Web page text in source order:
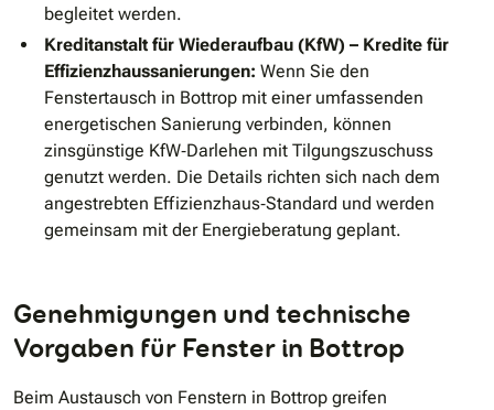
begleitet werden.
Kreditanstalt für Wiederaufbau (KfW) – Kredite für
Effizienzhaussanierungen: Wenn Sie den
Fenstertausch in Bottrop mit einer umfassenden
energetischen Sanierung verbinden, können
zinsgünstige KfW‐Darlehen mit Tilgungszuschuss
genutzt werden. Die Details richten sich nach dem
angestrebten Effizienzhaus‐Standard und werden
gemeinsam mit der Energieberatung geplant.
Genehmigungen und technische
Vorgaben für Fenster in Bottrop
Beim Austausch von Fenstern in Bottrop greifen